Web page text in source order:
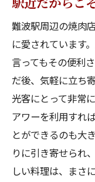
難波駅周辺の焼肉
に愛されています
言ってもその便利
だ後、気軽に立ち
光客にとって非常
アワーを利用すれ
とができるのも大
りに引き寄せられ
しい料理は、まさ